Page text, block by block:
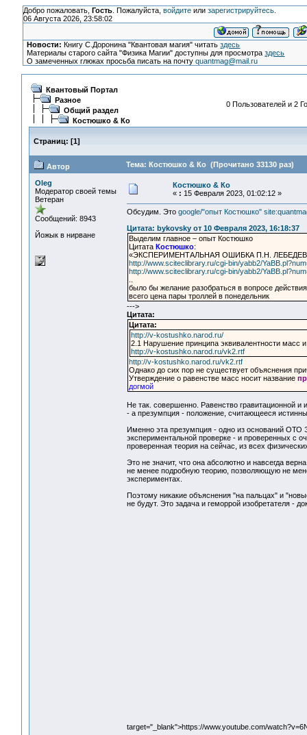
Добро пожаловать, Гость. Пожалуйста, войдитеили зарегистрируйтесь.
06 Августа 2026, 23:58:02
Новости: Книгу С.Доронина "Квантовая магия" читатьздесь
Материалы старого сайта "Физика Магии" доступны для просмотраздесь
О замеченных глюках просьба писать на почтуquantmag@mail.ru
Квантовый Портал
Разное
Общий раздел
Костюшко & Ко
0 Пользователей и 2
Страниц: [1]
Автор Тема: Костюшко & Ко (Прочитано 33130 раз)
Oleg
Модератор своей темы
Ветеран
Сообщений: 8943
Йожык в нирване
Костюшко & Ко
« : 15 Февраля 2023, 01:02:12 »
Обсудим. Это google/"опыт Костюшко"
Цитата: bykovsky от 10 Февраля 2023, 16:18:37
Выделим главное – опыт Костюшко
Цитата Костюшко:
«ЭКСПЕРИМЕНТАЛЬНАЯ ОШИБКА П.Н.
http://www.sciteclibrary.ru/cgi-bin/yabb2/
http://www.sciteclibrary.ru/cgi-bin/yabb2/
было бы желание разобраться в вопросе
всего цена пары троллей в понедельник
--->
Цитата:
Цитата:
http://v-kostushko.narod.ru/
2.1 Нарушение принципа эквивалентности масс
http://v-kostushko.narod.ru/vk2.rtf
http://v-kostushko.narod.ru/vk2.rtf
Однако до сих пор не существует объяснения
Утверждение о равенстве масс носит название
догмой
Не так. совершенно. Равенство гравитационной и
- а презумпция - положение, считающееся
Именно эта презумпция - одно из оснований
экспериментальной проверке - и проверенных с
проверенная теория на сейчас, из всех
Это не значит, что она абсолютно и навсегда
не менее подробную теорию, позволяющую не
экспериментах.
Поэтому никакие объяснения "на пальцах" и
не будут. Это задача и геморрой изобретателя -
target="_blank">https://www.youtube.com/